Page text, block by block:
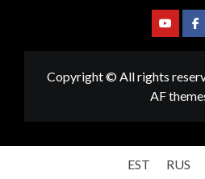
Copyright © All rights
AF
EST RUS